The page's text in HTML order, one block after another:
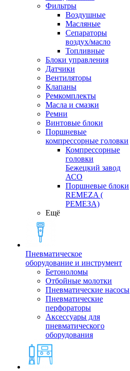
Фильтры
Воздушные
Масляные
Сепараторы
воздух/масло
Топливные
Блоки управления
Датчики
Вентиляторы
Клапаны
Ремкомплекты
Масла и смазки
Ремни
Винтовые блоки
Поршневые
компрессорные головки
Компрессорные
головки
Бежецкий завод
АСО
Поршневые блоки
REMEZA (
РЕМЕЗА)
Ещё
Пневматическое
оборудование и инструмент
Бетоноломы
Отбойные молотки
Пневматические насосы
Пневматические
перфораторы
Аксессуары для
пневматического
оборудования